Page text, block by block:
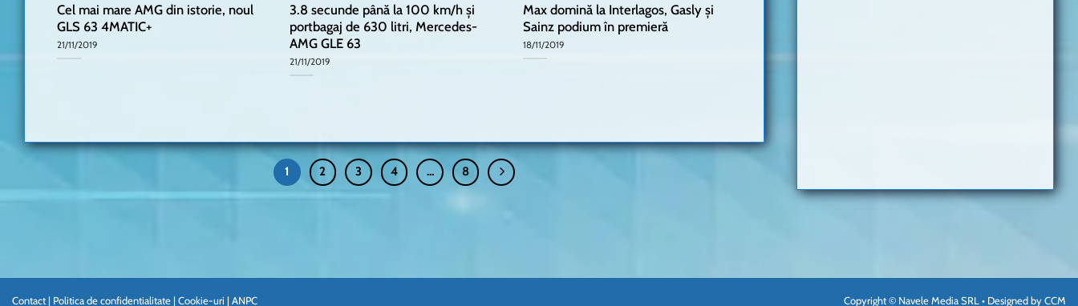
Cel mai mare AMG din istorie, noul
GLS 63 4MATIC+
21/11/2019
3.8 secunde până la 100 km/h și
portbagaj de 630 litri, Mercedes-
AMG GLE 63
21/11/2019
Max domină la Interlagos, Gasly și
Sainz podium în premieră
18/11/2019
1 2 3 4 … 8
Contact | Politica de confidentialitate | Cookie-uri | ANPC Copyright © Navele Media SRL • Designed byCCM